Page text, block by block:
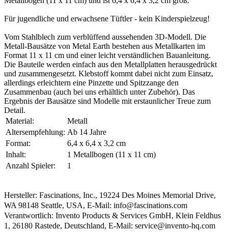
Für jugendliche und erwachsene Tüftler - kein Kinderspielzeug!
Vom Stahlblech zum verblüffend aussehenden 3D-Modell. Die
Metall-Bausätze von Metal Earth bestehen aus Metallkarten im
Format 11 x 11 cm und einer leicht verständlichen Bauanleitung.
Die Bauteile werden einfach aus den Metallplatten herausgedrückt
und zusammengesetzt. Klebstoff kommt dabei nicht zum Einsatz,
allerdings erleichtern eine Pinzette und Spitzzange den
Zusammenbau (auch bei uns erhältlich unter Zubehör). Das
Ergebnis der Bausätze sind Modelle mit erstaunlicher Treue zum
Detail.
Material:
Metall
Altersempfehlung: Ab 14 Jahre
Format:
6,4 x 6,4 x 3,2 cm
Inhalt:
1 Metallbogen (11 x 11 cm)
Anzahl Spieler:
1
Hersteller: Fascinations, Inc., 19224 Des Moines Memorial Drive,
WA 98148 Seattle, USA, E-Mail: info@fascinations.com
Verantwortlich: Invento Products & Services GmbH, Klein Feldhus
1, 26180 Rastede, Deutschland, E-Mail: service@invento-hq.com